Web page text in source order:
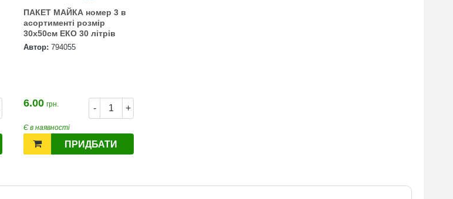
ПАКЕТ МАЙКА номер 3 в
асортименті розмір
30х50см ЕКО 30 літрів
Автор: 794055
- +
6.00 грн.
Є в наявності
ПРИДБАТИ